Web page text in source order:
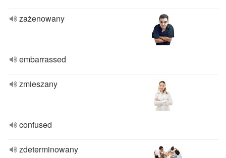
zażenowany
embarrassed
zmieszany
confused
zdeterminowany